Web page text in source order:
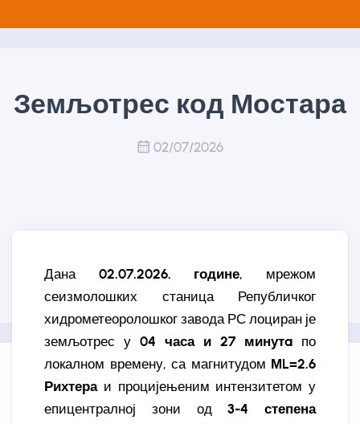
Земљотрес код Мостара
02/07/2026
Дана 02.07.2026. године, мрежом
сеизмолошких станица Републичког
хидрометеоролошког завода РС лоциран је
земљотрес у 04 часа и 27 минутa по
локалном времену, са магнитудом МL=2.6
Рихтераи процијењеним интензитетом у
епицентралној зони од3-4 степена